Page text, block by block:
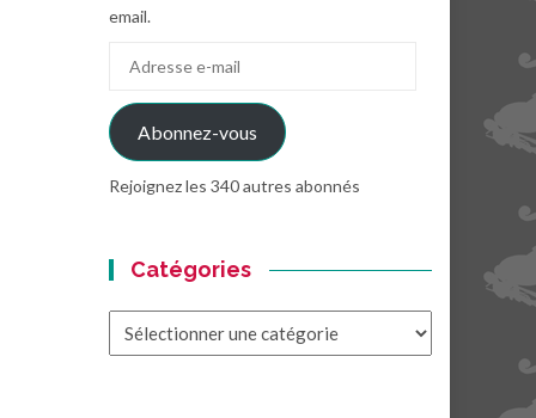
email.
mail
Abonnez-vous
Rejoignez les 340 autres abonnés
Catégories